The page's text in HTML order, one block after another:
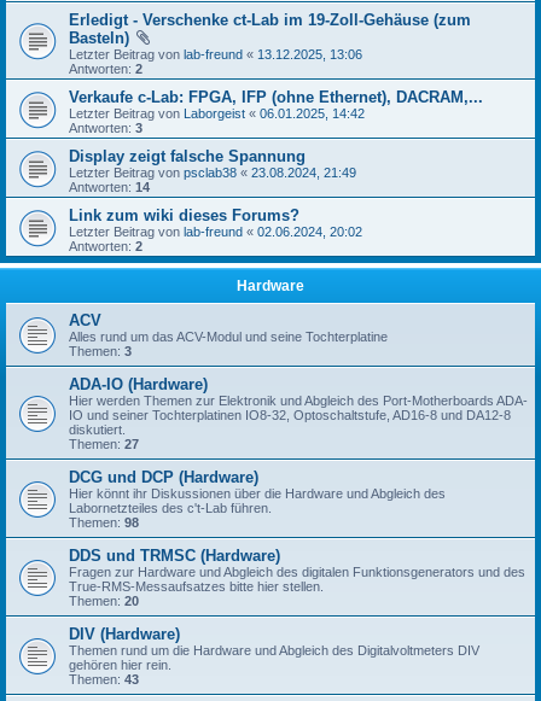
Erledigt - Verschenke ct-Lab im 19-Zoll-Gehäuse (zum
Basteln)
Letzter Beitrag von lab-freund « 13.12.2025, 13:06
Antworten: 2
Verkaufe c-Lab: FPGA, IFP (ohne Ethernet), DACRAM,...
Letzter Beitrag von Laborgeist « 06.01.2025, 14:42
Antworten: 3
Display zeigt falsche Spannung
Letzter Beitrag von psclab38 « 23.08.2024, 21:49
Antworten: 14
Link zum wiki dieses Forums?
Letzter Beitrag von lab-freund « 02.06.2024, 20:02
Antworten: 2
Hardware
ACV
Alles rund um das ACV-Modul und seine Tochterplatine
Themen: 3
ADA-IO (Hardware)
Hier werden Themen zur Elektronik und Abgleich des Port-Motherboards ADA-
IO und seiner Tochterplatinen IO8-32, Optoschaltstufe, AD16-8 und DA12-8
diskutiert.
Themen: 27
DCG und DCP (Hardware)
Hier könnt ihr Diskussionen über die Hardware und Abgleich des
Labornetzteiles des c't-Lab führen.
Themen: 98
DDS und TRMSC (Hardware)
Fragen zur Hardware und Abgleich des digitalen Funktionsgenerators und des
True-RMS-Messaufsatzes bitte hier stellen.
Themen: 20
DIV (Hardware)
Themen rund um die Hardware und Abgleich des Digitalvoltmeters DIV
gehören hier rein.
Themen: 43